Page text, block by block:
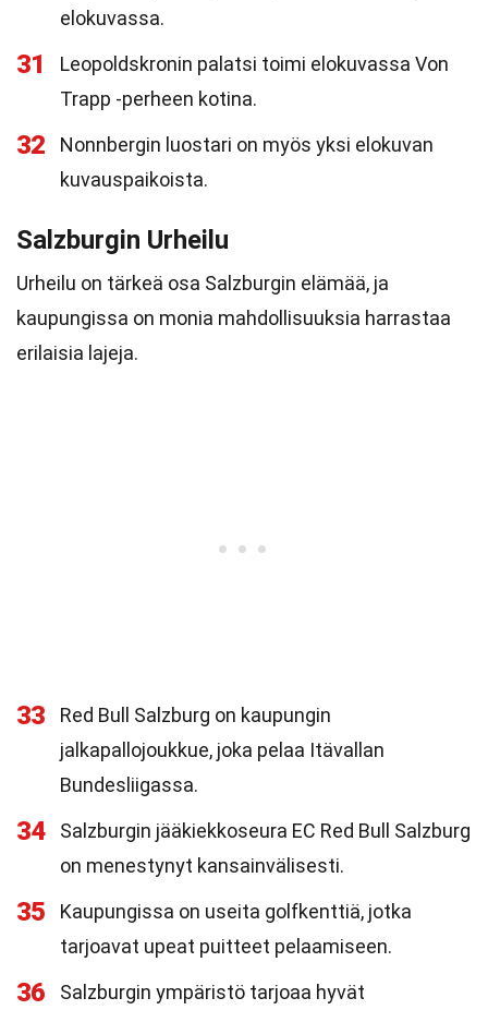
elokuvassa.
31
Leopoldskronin palatsi toimi elokuvassa Von
Trapp -perheen kotina.
32
Nonnbergin luostari on myös yksi elokuvan
kuvauspaikoista.
Salzburgin Urheilu
Urheilu on tärkeä osa Salzburgin elämää, ja
kaupungissa on monia mahdollisuuksia harrastaa
erilaisia lajeja.
33
Red Bull Salzburg on kaupungin
jalkapallojoukkue, joka pelaa Itävallan
Bundesliigassa.
34
Salzburgin jääkiekkoseura EC Red Bull Salzburg
on menestynyt kansainvälisesti.
35
Kaupungissa on useita golfkenttiä, jotka
tarjoavat upeat puitteet pelaamiseen.
36
Salzburgin ympäristö tarjoaa hyvät